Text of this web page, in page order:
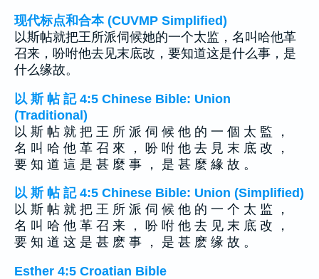
现代标点和合本 (CUVMP Simplified)
以斯帖就把王所派伺候她的一个太监，名叫哈他革
召来，吩咐他去见末底改，要知道这是什么事，是
什么缘故。
以 斯 帖 記 4:5 Chinese Bible: Union
(Traditional)
以 斯 帖 就 把 王 所 派 伺 候 他 的 一 個 太 監 ，
名 叫 哈 他 革 召 來 ， 吩 咐 他 去 見 末 底 改 ，
要 知 道 這 是 甚 麼 事 ， 是 甚 麼 緣 故 。
以 斯 帖 記 4:5 Chinese Bible: Union (Simplified)
以 斯 帖 就 把 王 所 派 伺 候 他 的 一 个 太 监 ，
名 叫 哈 他 革 召 来 ， 吩 咐 他 去 见 末 底 改 ，
要 知 道 这 是 甚 麽 事 ， 是 甚 麽 缘 故 。
Esther 4:5 Croatian Bible